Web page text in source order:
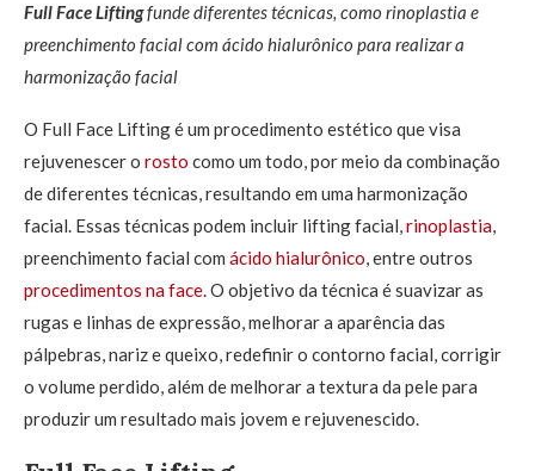
Full Face Liftingfunde diferentes técnicas, como rinoplastia e
preenchimento facial com ácido hialurônico para realizar a
harmonização facial
O Full Face Lifting é um procedimento estético que visa
rejuvenescer o rosto como um todo, por meio da combinação
de diferentes técnicas, resultando em uma harmonização
facial. Essas técnicas podem incluir lifting facial,rinoplastia,
preenchimento facial com ácido hialurônico, entre outros
procedimentos na face. O objetivo da técnica é suavizar as
rugas e linhas de expressão, melhorar a aparência das
pálpebras, nariz e queixo, redefinir o contorno facial, corrigir
o volume perdido, além de melhorar a textura da pele para
produzir um resultado mais jovem e rejuvenescido.